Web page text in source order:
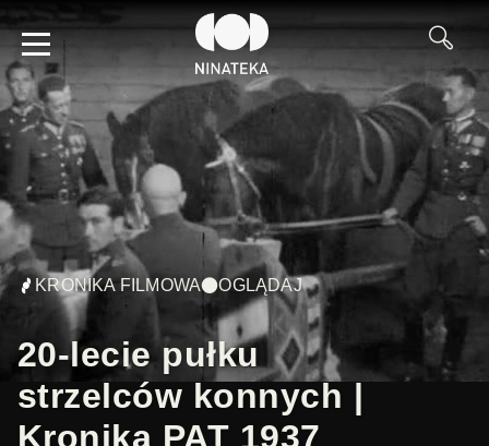
KRONIKA FILMOWA OGLĄDAJ
20-lecie pułku
strzelców konnych |
Kronika PAT 1937